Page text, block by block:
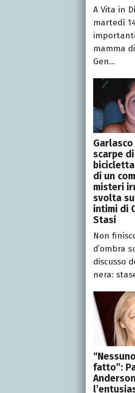
A Vita in
martedì
mamma
Gen...
scarpe
di un
misteri
svolta
intimi di
Stasi
Non
d’ombra
discusso
nera:
fatto”: